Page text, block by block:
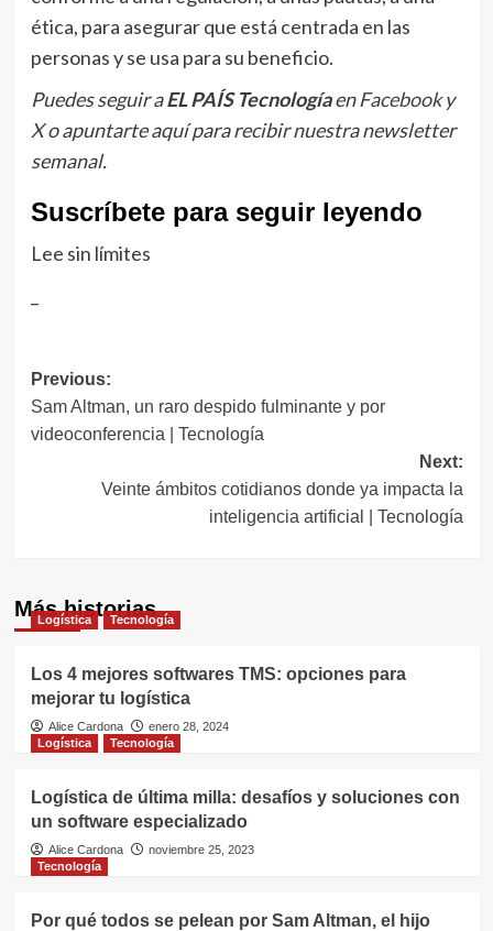
ética, para asegurar que está centrada en las
personas y se usa para su beneficio.
Puedes seguir aEL PAÍS TecnologíaenFacebooky
Xo apuntarte aquí para recibir nuestranewsletter
semanal.
Suscríbete para seguir leyendo
Lee sin límites
Navegación
de
Previous:
Sam Altman, un raro despido fulminante y por
videoconferencia | Tecnología
Next:
Veinte ámbitos cotidianos donde ya impacta la
inteligencia artificial | Tecnología
Más historias
Logística Tecnología
Los 4 mejores softwares TMS: opciones para
mejorar tu logística
Alice Cardona
enero 28, 2024
Logística
Tecnología
Logística de última milla: desafíos y soluciones con
un software especializado
Alice Cardona
noviembre 25, 2023
Tecnología
Por qué todos se pelean por Sam Altman, el hijo